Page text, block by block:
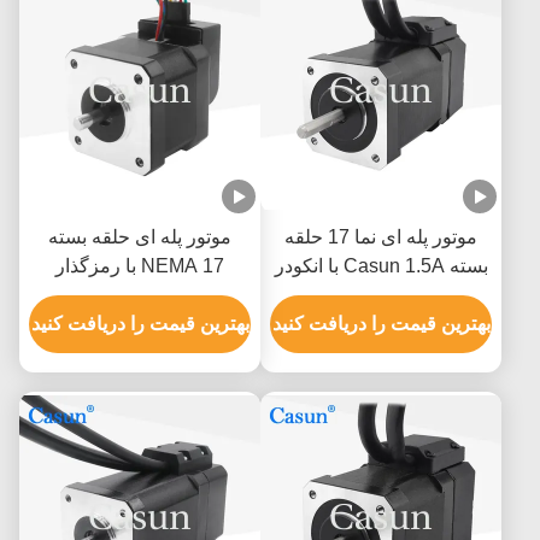
موتور پله ای نما 17 حلقه
بسته Casun 1.5A با انکودر
860mN.M
بهترین قیمت را دریافت کنید
موتور پله ای حلقه بسته
NEMA 17 با رمزگذار
42x42x38mm 380m.N
1.5A برای مجموعه CNC
بهترین قیمت را دریافت کنید